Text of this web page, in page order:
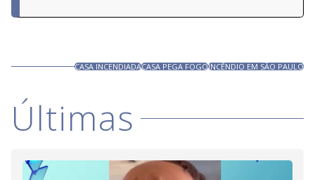
CASA INCENDIADACASA PEGA FOGOINCÊNDIO EM SÃO PAULO
Últimas